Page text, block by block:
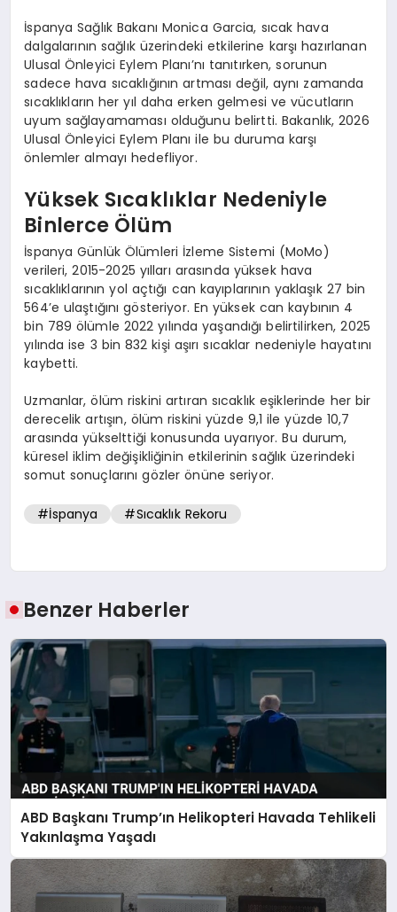
İspanya Sağlık Bakanı Monica Garcia, sıcak hava
dalgalarının sağlık üzerindeki etkilerine karşı hazırlanan
Ulusal Önleyici Eylem Planı’nı tanıtırken, sorunun
sadece hava sıcaklığının artması değil, aynı zamanda
sıcaklıkların her yıl daha erken gelmesi ve vücutların
uyum sağlayamaması olduğunu belirtti. Bakanlık, 2026
Ulusal Önleyici Eylem Planı ile bu duruma karşı
önlemler almayı hedefliyor.
Yüksek Sıcaklıklar Nedeniyle
Binlerce Ölüm
İspanya Günlük Ölümleri İzleme Sistemi (MoMo)
verileri, 2015-2025 yılları arasında yüksek hava
sıcaklıklarının yol açtığı can kayıplarının yaklaşık 27 bin
564’e ulaştığını gösteriyor. En yüksek can kaybının 4
bin 789 ölümle 2022 yılında yaşandığı belirtilirken, 2025
yılında ise 3 bin 832 kişi aşırı sıcaklar nedeniyle hayatını
kaybetti.
Uzmanlar, ölüm riskini artıran sıcaklık eşiklerinde her bir
derecelik artışın, ölüm riskini yüzde 9,1 ile yüzde 10,7
arasında yükselttiği konusunda uyarıyor. Bu durum,
küresel iklim değişikliğinin etkilerinin sağlık üzerindeki
somut sonuçlarını gözler önüne seriyor.
#İspanya #Sıcaklık Rekoru
Benzer Haberler
ABD Başkanı Trump’ın Helikopteri Havada Tehlikeli
Yakınlaşma Yaşadı